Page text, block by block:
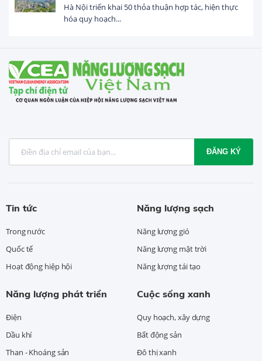
Tổng vốn FDI đăng ký vào Việt Nam đạt gần 25
USD trong 5 tháng...
ĐĂNG KÝ
Tin tức
Trong nước
Quốc tế
Hoạt động hiệp hội
Năng lượng sạch
Năng lượng gió
Năng lượng mặt trời
Năng lượng tái tạo
Năng lượng phát triển
Điện
Dầu khí
Than - Khoáng sản
Cuộc sống xanh
Quy hoạch, xây dựng
Bất động sản
Đô thị xanh